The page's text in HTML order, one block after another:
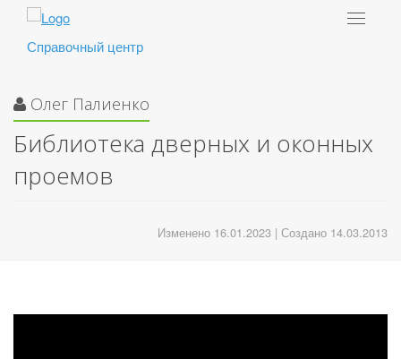
Toggle
Справочный центр
Олег Палиенко
Библиотека дверных и оконных
проемов
Изменено 16.01.2023 | Создано 14.03.2013